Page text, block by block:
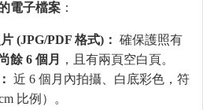
電子檔案 ：
(JPG/PDF 格式) ： 確保護照有
餘6 個月
，且有兩頁空白頁。
： 近 6 個月內拍攝、白底彩色，符
比例）。